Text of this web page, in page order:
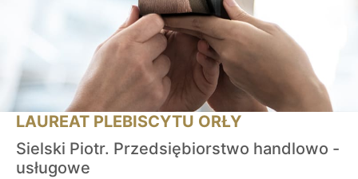
LAUREAT PLEBISCYTU ORŁY
Sielski Piotr. Przedsiębiorstwo handlowo -
usługowe